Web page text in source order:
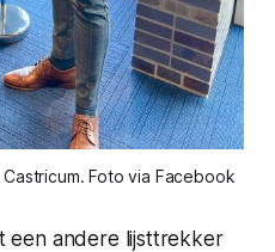
Foto via Facebook
een andere lijsttrekker